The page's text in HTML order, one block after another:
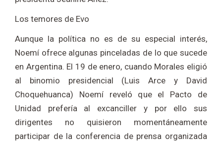
Los temores de Evo
Aunque la política no es de su especial interés,
Noemí ofrece algunas pinceladas de lo que sucede
en Argentina. El 19 de enero, cuando Morales eligió
al binomio presidencial (Luis Arce y David
Choquehuanca) Noemí reveló que el Pacto de
Unidad prefería al excanciller y por ello sus
dirigentes no quisieron momentáneamente
participar de la conferencia de prensa organizada